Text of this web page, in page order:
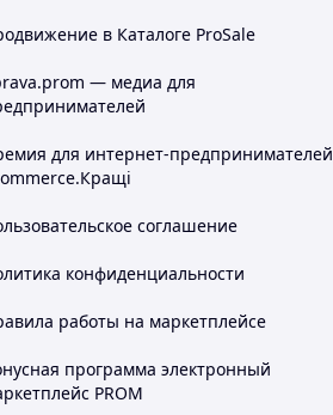
в Каталоге ProSale
— медиа для
для интернет-предпринимателей
соглашение
конфиденциальности
работы на маркетплейсе
программа электронный
PROM